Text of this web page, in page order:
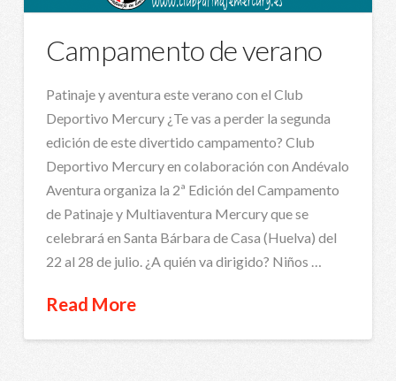
Campamento de verano
Patinaje y aventura este verano con el Club
Deportivo Mercury ¿Te vas a perder la segunda
edición de este divertido campamento? Club
Deportivo Mercury en colaboración con Andévalo
Aventura organiza la 2ª Edición del Campamento
de Patinaje y Multiaventura Mercury que se
celebrará en Santa Bárbara de Casa (Huelva) del
22 al 28 de julio. ¿A quién va dirigido? Niños …
Read More